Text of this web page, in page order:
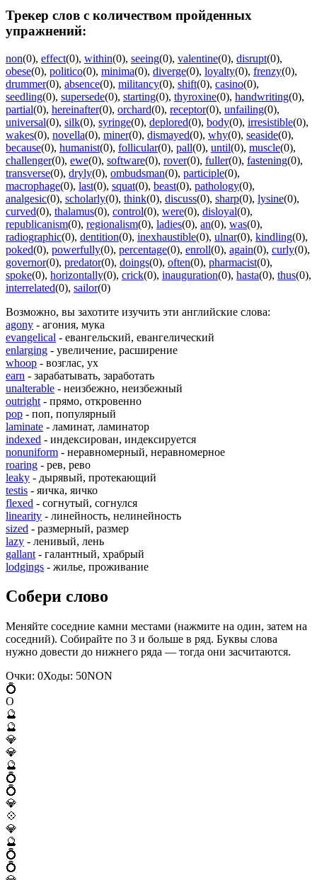
Трекер слов с количеством пройденных
упражнений:
non(0), effect(0), within(0), seeing(0), valentine(0), disrupt(0),
obese(0), politico(0), minima(0), diverge(0), loyalty(0), frenzy(0),
drummer(0), absence(0), militancy(0), shift(0), casino(0),
seedling(0), supersede(0), starting(0), thyroxine(0), handwriting(0),
partial(0), hereinafter(0), orchard(0), receptor(0), unfailing(0),
universal(0), silk(0), syringe(0), deplored(0), body(0), irresistible(0),
wakes(0), novella(0), miner(0), dismayed(0), why(0), seaside(0),
because(0), humanist(0), follicular(0), pall(0), until(0), muscle(0),
challenger(0), ewe(0), software(0), rover(0), fuller(0), fastening(0),
transverse(0), dryly(0), ombudsman(0), participle(0),
macrophage(0), last(0), squat(0), beast(0), pathology(0),
analgesic(0), scholarly(0), think(0), discuss(0), sharp(0), lysine(0),
curved(0), thalamus(0), control(0), were(0), disloyal(0),
republicanism(0), regionalism(0), ladies(0), an(0), was(0),
radiographic(0), dentition(0), inexhaustible(0), ulnar(0), kindling(0),
poked(0), powerfully(0), percentage(0), enroll(0), again(0), curly(0),
governor(0), predator(0), doings(0), often(0), pharmacist(0),
spoke(0), horizontally(0), crick(0), inauguration(0), hasta(0), thus(0),
interrelated(0), sailor(0)
Возможно, вы захотите изучить эти английские слова:
agony - агония, мука
evangelical - евангельский, евангелический
enlarging - увеличение, расширение
whoop - возглас, ух
earn - зарабатывать, заработать
unalterable - неизбежно, неизбежный
outright - прямо, откровенно
pop - поп, популярный
laminate - ламинат, ламинатор
indexed - индексирован, индексируется
nonuniform - неравномерный, неравномерное
roaring - рев, рево
leaky - дырявый, протекающий
testis - яичка, яичко
flexed - согнутый, согнулся
linearity - линейность, нелинейность
sized - размерный, размер
lazy - ленивый, лень
gallant - галантный, храбрый
lodgings - жилье, проживание
Собери слово
Меняйте соседние камни местами (нажмите на один, затем на
соседний). Собирайте по 3 и больше в ряд. Буквы слова
нужно довести до нижнего ряда — тогда они засчитаются.
Очки: 0Ходы: 50NON
💍
O
🔮
🔮
💎
💎
🔮
💍
💍
💎
💠
💎
🔮
💍
💍